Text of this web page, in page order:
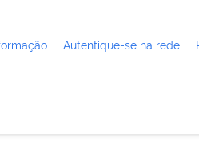
Autentique-se na rede